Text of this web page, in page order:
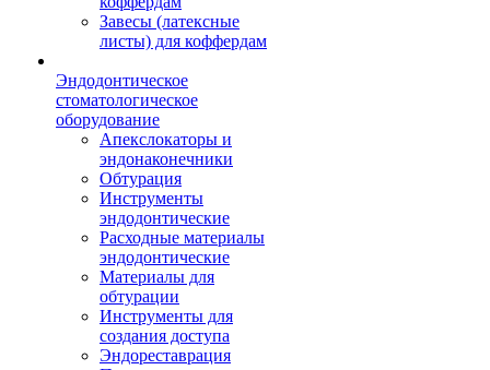
Завесы (латексные
листы) для коффердам
Эндодонтическое
стоматологическое
оборудование
Апекслокаторы и
эндонаконечники
Обтурация
Инструменты
эндодонтические
Расходные материалы
эндодонтические
Материалы для
обтурации
Инструменты для
создания доступа
Эндореставрация